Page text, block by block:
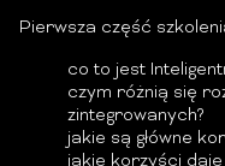
Pierwsza część
co to jest
czym różnią się
zintegrowanych?
jakie są główne